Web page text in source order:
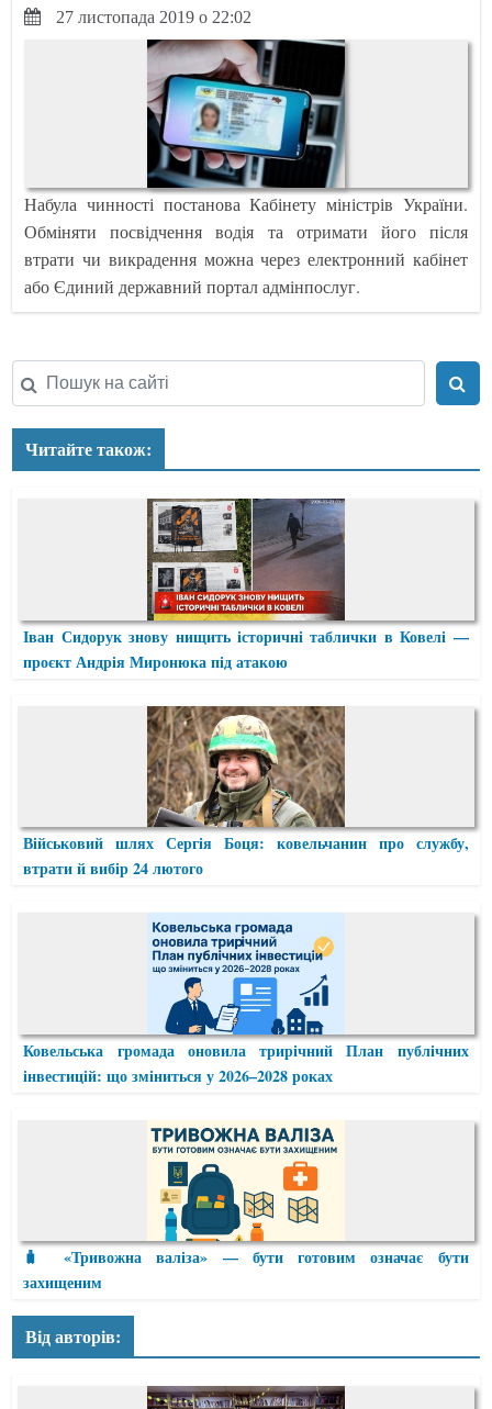
27 листопада 2019 о 22:02
Набула чинності постанова Кабінету міністрів України.
Обміняти посвідчення водія та отримати його після
втрати чи викрадення можна через електронний кабінет
або Єдиний державний портал адмінпослуг.
Читайте також:
Іван Сидорук знову нищить історичні таблички в Ковелі —
проєкт Андрія Миронюка під атакою
Військовий шлях Сергія Боця: ковельчанин про службу,
втрати й вибір 24 лютого
Ковельська громада оновила трирічний План публічних
інвестицій: що зміниться у 2026–2028 роках
🧳 «Тривожна валіза» — бути готовим означає бути
захищеним
Від авторів: